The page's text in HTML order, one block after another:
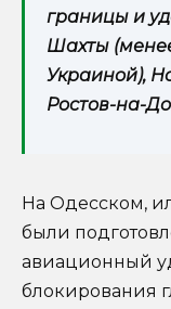
границы и
Шахты
Украиной),
Ростов-на-
На Одесском,
были
авиационный
блокирования